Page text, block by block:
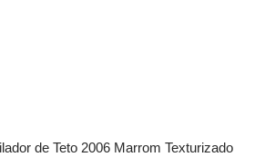
de Teto 2006 Marrom Texturizado